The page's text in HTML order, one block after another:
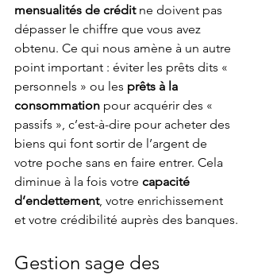
mensualités de crédit ne doivent pas
dépasser le chiffre que vous avez
obtenu. Ce qui nous amène à un autre
point important : éviter les prêts dits «
personnels » ou les prêts à la
consommation pour acquérir des «
passifs », c’est-à-dire pour acheter des
biens qui font sortir de l’argent de
votre poche sans en faire entrer. Cela
diminue à la fois votre capacité
d’endettement, votre enrichissement
et votre crédibilité auprès des banques.
Gestion sage des